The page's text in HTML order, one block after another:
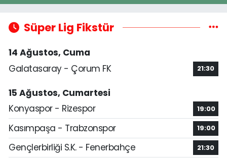
Süper Lig Fikstür
14 Ağustos, Cuma
Galatasaray - Çorum FK
21:30
15 Ağustos, Cumartesi
Konyaspor - Rizespor
19:00
Kasımpaşa - Trabzonspor 19:00
Gençlerbirliği S.K. - Fenerbahçe 21:30